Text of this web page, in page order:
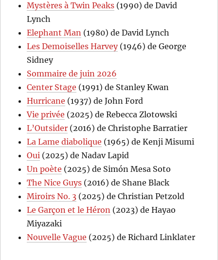
Mystères à Twin Peaks (1990) de David
Lynch
Elephant Man (1980) de David Lynch
Les Demoiselles Harvey(1946) de George
Sidney
Sommaire de juin 2026
Center Stage (1991) de Stanley Kwan
Hurricane (1937) de John Ford
Vie privée (2025) de Rebecca Zlotowski
L’Outsider (2016) de Christophe Barratier
La Lame diabolique (1965) de Kenji Misumi
Oui (2025) de Nadav Lapid
Un poète (2025) de Simón Mesa Soto
The Nice Guys (2016) de Shane Black
Miroirs No. 3 (2025) de Christian Petzold
Le Garçon et le Héron (2023) de Hayao
Miyazaki
Nouvelle Vague (2025) de Richard Linklater